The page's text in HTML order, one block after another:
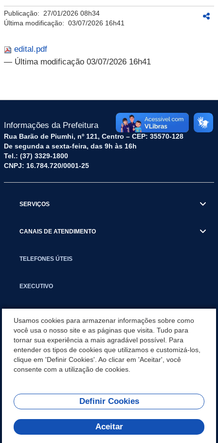
Publicação: 27/01/2026 08h34
Última modificação: 03/07/2026 16h41
edital.pdf
— Última modificação 03/07/2026 16h41
Informações da Prefeitura
Rua Barão de Piumhi, nº 121, Centro – CEP: 35570-128
De segunda a sexta-feira, das 9h às 16h
Tel.: (37) 3329-1800
CNPJ: 16.784.720/0001-25
SERVIÇOS
CANAIS DE ATENDIMENTO
TELEFONES ÚTEIS
EXECUTIVO
APLICATIVO
SECRETARIAS
REDES SOCIAIS
Usamos cookies para armazenar informações sobre como
você usa o nosso site e as páginas que visita. Tudo para
tornar sua experiência a mais agradável possível. Para
entender os tipos de cookies que utilizamos e customizá-los,
clique em 'Definir Cookies'. Ao clicar em 'Aceitar', você
consente com a utilização de cookies.
Definir Cookies
Aceitar